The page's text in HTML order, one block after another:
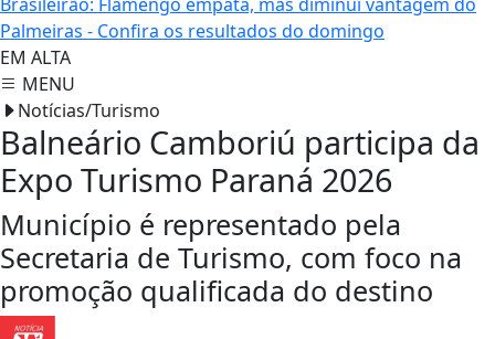
Palmeiras - Confira os resultados do domingo
EM ALTA
MENU
Notícias/Turismo
Balneário Camboriú participa da
Expo Turismo Paraná 2026
Município é representado pela
Secretaria de Turismo, com foco na
promoção qualificada do destino